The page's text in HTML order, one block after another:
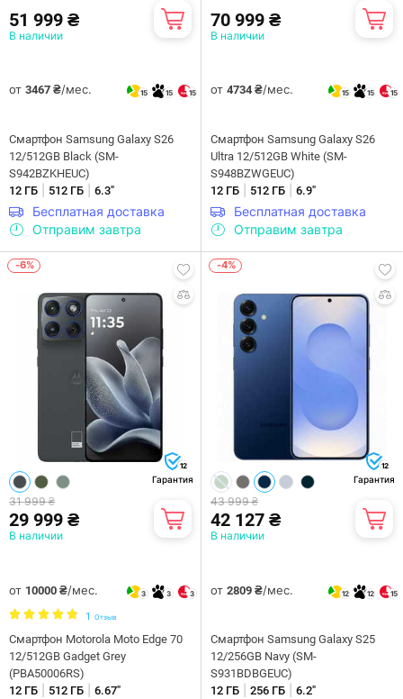
51 999 ₴
В наличии
от 3467 ₴/мес. 15 15 15
Смартфон Samsung Galaxy S26
12/512GB Black (SM-
S942BZKHEUC)
12 ГБ
512 ГБ 6.3"
Бесплатная доставка
Отправим завтра
70 999 ₴
В наличии
от 4734 ₴/мес. 15 15 15
Смартфон Samsung Galaxy S26
Ultra 12/512GB White (SM-
S948BZWGEUC)
12 ГБ
512 ГБ 6.9"
Бесплатная доставка
Отправим завтра
-6%
12
Гарантия
31 999 ₴
29 999 ₴
В наличии
от 10000 ₴/мес. 3 3 3
1 Отзыв
Смартфон Motorola Moto Edge 70
12/512GB Gadget Grey
(PBA50006RS)
12 ГБ
512 ГБ 6.67"
-4%
12
Гарантия
43 999 ₴
42 127 ₴
В наличии
от 2809 ₴/мес. 12 12 15
Смартфон Samsung Galaxy S25
12/256GB Navy (SM-
S931BDBGEUC)
12 ГБ
256 ГБ 6.2"